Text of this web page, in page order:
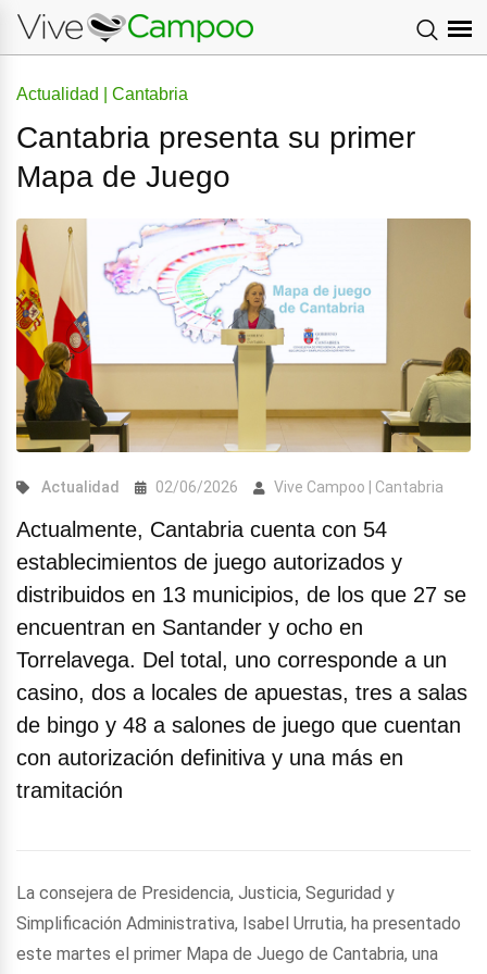
Actualidad | Cantabria
Cantabria presenta su primer
Mapa de Juego
Actualidad 02/06/2026 Vive Campoo | Cantabria
Actualmente, Cantabria cuenta con 54
establecimientos de juego autorizados y
distribuidos en 13 municipios, de los que 27 se
encuentran en Santander y ocho en
Torrelavega. Del total, uno corresponde a un
casino, dos a locales de apuestas, tres a salas
de bingo y 48 a salones de juego que cuentan
con autorización definitiva y una más en
tramitación
La consejera de Presidencia, Justicia, Seguridad y
Simplificación Administrativa, Isabel Urrutia, ha presentado
este martes el primer Mapa de Juego de Cantabria, una